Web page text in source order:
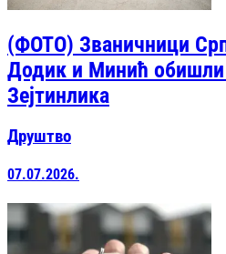
(ФОТО) Званичници
Додик и Минић
Зејтинлика
Друштво
07.07.2026.